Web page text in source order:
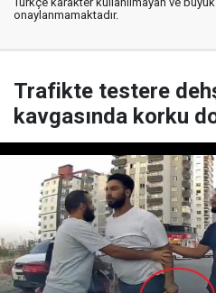
onaylanmamaktadır.
Trafikte testere
kavgasında korku